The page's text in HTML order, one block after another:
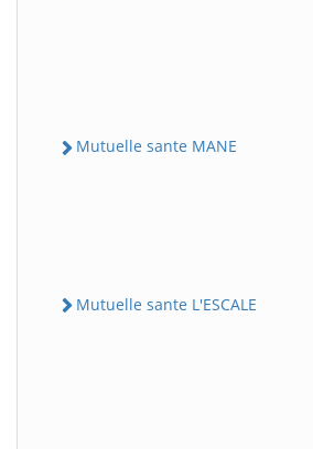
Mutuelle sante MANE
Mutuelle sante L'ESCALE